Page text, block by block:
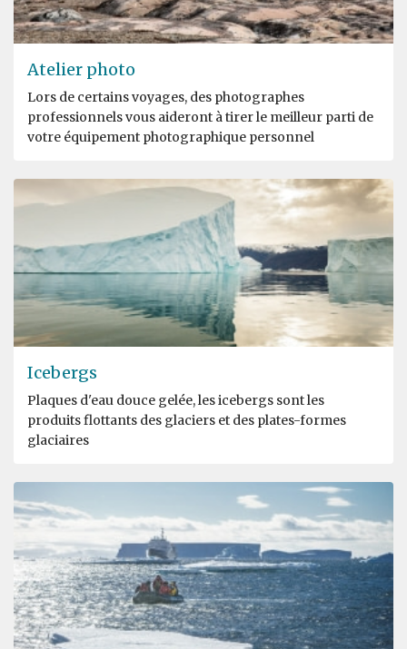
Atelier photo
Lors de certains voyages, des photographes
professionnels vous aideront à tirer le meilleur parti de
votre équipement photographique personnel
Icebergs
Plaques d'eau douce gelée, les icebergs sont les
produits flottants des glaciers et des plates-formes
glaciaires